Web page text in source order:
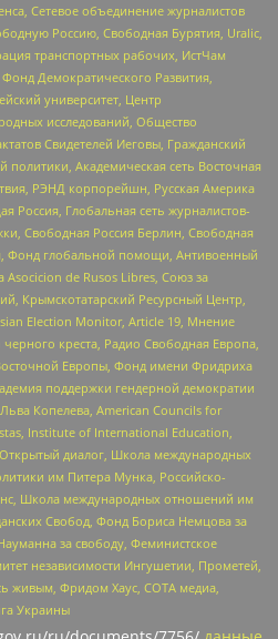
Сетевое объединение журналистов
Россию, Свободная Бурятия, Uralic,
транспортных рабочих, ИстЧам
Демократического Развития,
университет, Центр
исследований, Общество
Свидетелей Иеговы, Гражданский
политики, Академическая сеть Восточная
РЭНД корпорейшн, Русская Америка
Россия, Глобальная сеть журналистов-
Свободная Россия Берлин, Свободная
Фонд глобальной помощи, Антивоенный
Asocicion de Rusos Libres, Союз за
Крымскотатарский Ресурсный Центр,
Election Monitor, Article 19, Мнение
креста, Радио Свободная Европа,
Европы, Фонд имени Фридриха
поддержки гендерной демократии
Копелева, American Councils for
Institute of International Education,
диалог, Школа международных
им Питера Мунка, Российско-
Школа международных отношений им
Свобод, Фонд Бориса Немцова за
за свободу, Феминистское
независимости Ингушетии, Прометей,
живым, Фридом Хаус, СОТА медиа,
Украины